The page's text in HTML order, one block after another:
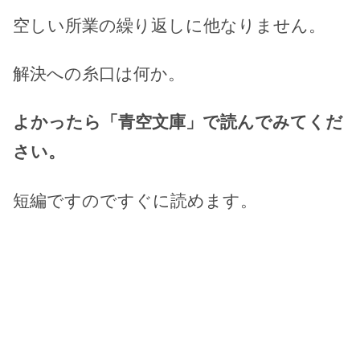
空しい所業の繰り返しに他なりません。
解決への糸口は何か。
よかったら「青空文庫」で読んでみてくだ
さい。
短編ですのですぐに読めます。